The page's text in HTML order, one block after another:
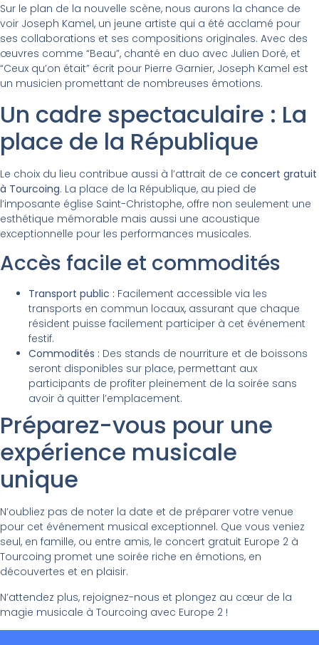
Sur le plan de la nouvelle scène, nous aurons la chance de
voir Joseph Kamel, un jeune artiste qui a été acclamé pour
ses collaborations et ses compositions originales. Avec des
œuvres comme “Beau”, chanté en duo avec Julien Doré, et
“Ceux qu’on était” écrit pour Pierre Garnier, Joseph Kamel est
un musicien promettant de nombreuses émotions.
Un cadre spectaculaire : La
place de la République
Le choix du lieu contribue aussi à l’attrait de ce concert gratuit
à Tourcoing. La place de la République, au pied de
l’imposante église Saint-Christophe, offre non seulement une
esthétique mémorable mais aussi une acoustique
exceptionnelle pour les performances musicales.
Accès facile et commodités
Transport public : Facilement accessible via les
transports en commun locaux, assurant que chaque
résident puisse facilement participer à cet événement
festif.
Commodités : Des stands de nourriture et de boissons
seront disponibles sur place, permettant aux
participants de profiter pleinement de la soirée sans
avoir à quitter l’emplacement.
Préparez-vous pour une
expérience musicale
unique
N’oubliez pas de noter la date et de préparer votre venue
pour cet événement musical exceptionnel. Que vous veniez
seul, en famille, ou entre amis, le concert gratuit Europe 2 à
Tourcoing promet une soirée riche en émotions, en
découvertes et en plaisir.
N’attendez plus, rejoignez-nous et plongez au cœur de la
magie musicale à Tourcoing avec Europe 2 !